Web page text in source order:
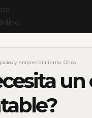
y emprendimiento, Otros